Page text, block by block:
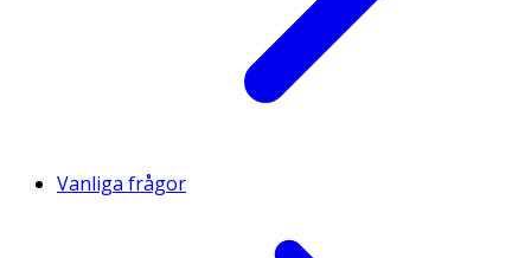
Vanliga frågor